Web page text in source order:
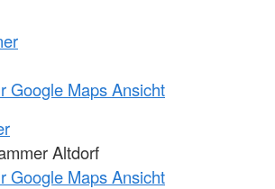
Google Maps Ansicht
Altdorf
Google Maps Ansicht